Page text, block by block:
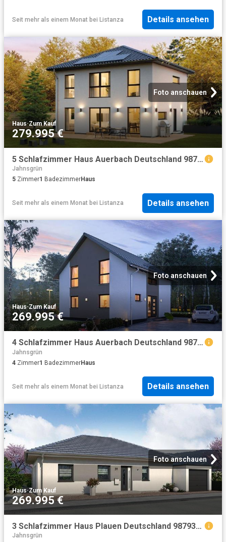
Seit mehr als einem Monat bei Listanza Details ansehen
Foto anschauen
Haus·Zum Kauf
279.995 €
5 Schlafzimmer Haus Auerbach Deutschland 98793700
Jahnsgrün
5 Zimmer1 BadezimmerHaus
Seit mehr als einem Monat bei Listanza Details ansehen
Foto anschauen
Haus·Zum Kauf
269.995 €
4 Schlafzimmer Haus Auerbach Deutschland 98793697
Jahnsgrün
4 Zimmer1 BadezimmerHaus
Seit mehr als einem Monat bei Listanza Details ansehen
Foto anschauen
Haus·Zum Kauf
269.995 €
3 Schlafzimmer Haus Plauen Deutschland 98793616
Jahnsgrün